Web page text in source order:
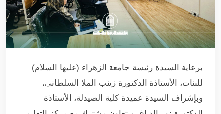
برعاية السيدة رئيسة جامعة الزهراء (عليها السلام)
للبنات، الأستاذة الدكتورة زينب الملا السلطاني،
وبإشراف السيدة عميدة كلية الصيدلة، الأستاذة